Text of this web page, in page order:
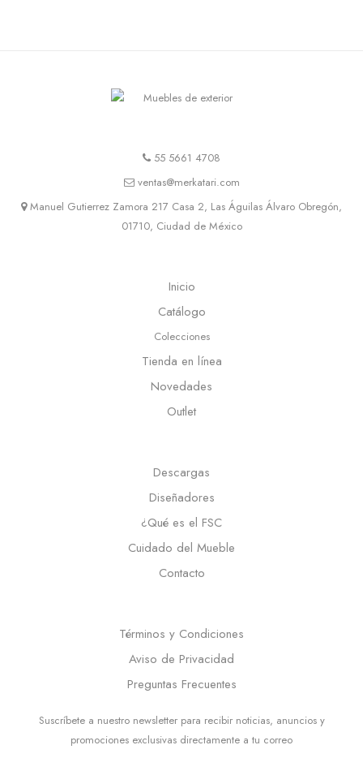
55 5661 4708
ventas@merkatari.com
Manuel Gutierrez Zamora 217 Casa 2, Las Águilas Álvaro Obregón,
01710, Ciudad de México
Inicio
Catálogo
Colecciones
Tienda en línea
Novedades
Outlet
Descargas
Diseñadores
¿Qué es el FSC
Cuidado del Mueble
Contacto
Términos y Condiciones
Aviso de Privacidad
Preguntas Frecuentes
Suscríbete a nuestro newsletter para recibir noticias, anuncios y
promociones exclusivas directamente a tu correo